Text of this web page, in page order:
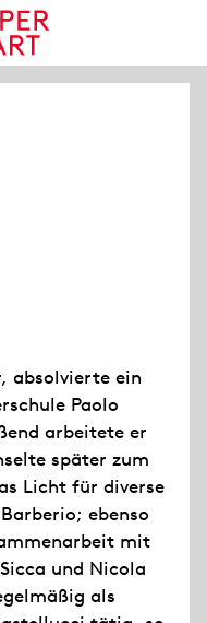
absolvierte ein
Paolo
arbeitete er
später zum
Licht für diverse
ebenso
mit
und Nicola
als